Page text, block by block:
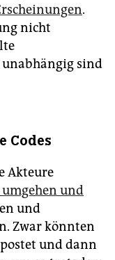
.
nicht
sind
Codes
Akteure
umgehen und
und
Zwar könnten
und dann